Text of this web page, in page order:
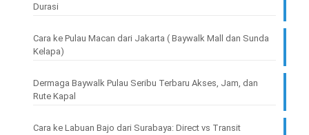
Durasi
Cara ke Pulau Macan dari Jakarta ( Baywalk Mall dan Sunda
Kelapa)
Dermaga Baywalk Pulau Seribu Terbaru Akses, Jam, dan
Rute Kapal
Cara ke Labuan Bajo dari Surabaya: Direct vs Transit